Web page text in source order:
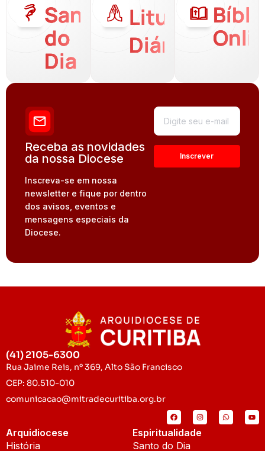
Santo
do
Dia
Liturgia
Diária
Receba as novidades
da nossa Diocese
Inscreva-se em nossa
newsletter e fique por dentro
dos avisos, eventos e
mensagens especiais da
Diocese.
(41) 2105-6300
Rua Jaime Reis, nº 369, Alto São Francisco
CEP: 80.510-010
comunicacao@mitradecuritiba.org.br
Arquidiocese
História
Espiritualidade
Santo do Dia